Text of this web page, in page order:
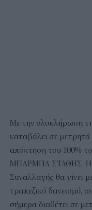
Με την ολοκλήρωση
καταβάλει σε
απόκτηση του 100%
ΜΠΑΡΜΠΑ ΣΤΑΘΗΣ. Η
Συναλλαγής θα γίνει
τραπεζικό δανεισμό,
σήμερα διαθέτει σε